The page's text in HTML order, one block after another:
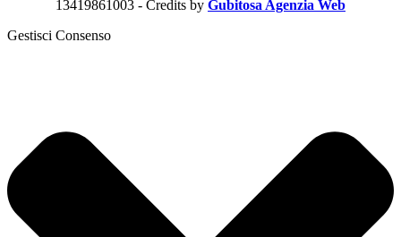
13419861003 - Credits by Gubitosa Agenzia Web
Gestisci Consenso